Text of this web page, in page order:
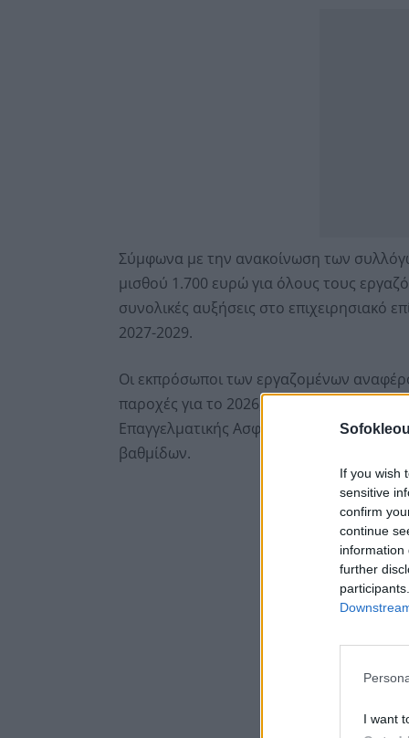
If you wish
sensitive
confirm
continue
information
further
I want
Σύμφωνα με την ανακοίνωση των
μισθού 1.700 ευρώ για όλους τους
συνολικές αυξήσεις στο επιχειρησιακό
2027-2029.
Οι εκπρόσωποι των εργαζομένων
παροχές για το 2026, όπως
Επαγγελματικής Ασφάλισης και διάθεση
βαθμίδων.